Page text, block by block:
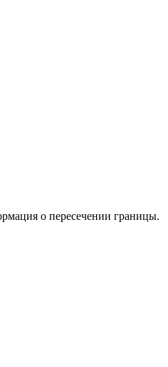
о пересечении границы.